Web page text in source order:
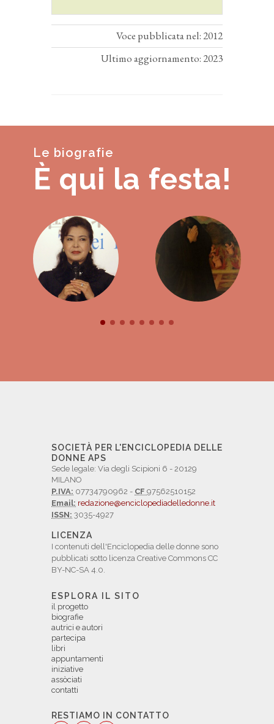
Voce pubblicata nel: 2012
Ultimo aggiornamento: 2023
Le biografie
È qui la festa!
SOCIETÀ PER L'ENCICLOPEDIA DELLE
DONNE APS
Sede legale: Via degli Scipioni 6 - 20129
MILANO
P.IVA: 07734790962 - CF 97562510152
Email: redazione@enciclopediadelledonne.it
ISSN: 3035-4927
LICENZA
I contenuti dell'Enciclopedia delle donne sono
pubblicati sotto licenza Creative Commons CC
BY-NC-SA 4.0.
ESPLORA IL SITO
il progetto
biografie
autrici e autori
partecipa
libri
appuntamenti
iniziative
assòciati
contatti
RESTIAMO IN CONTATTO